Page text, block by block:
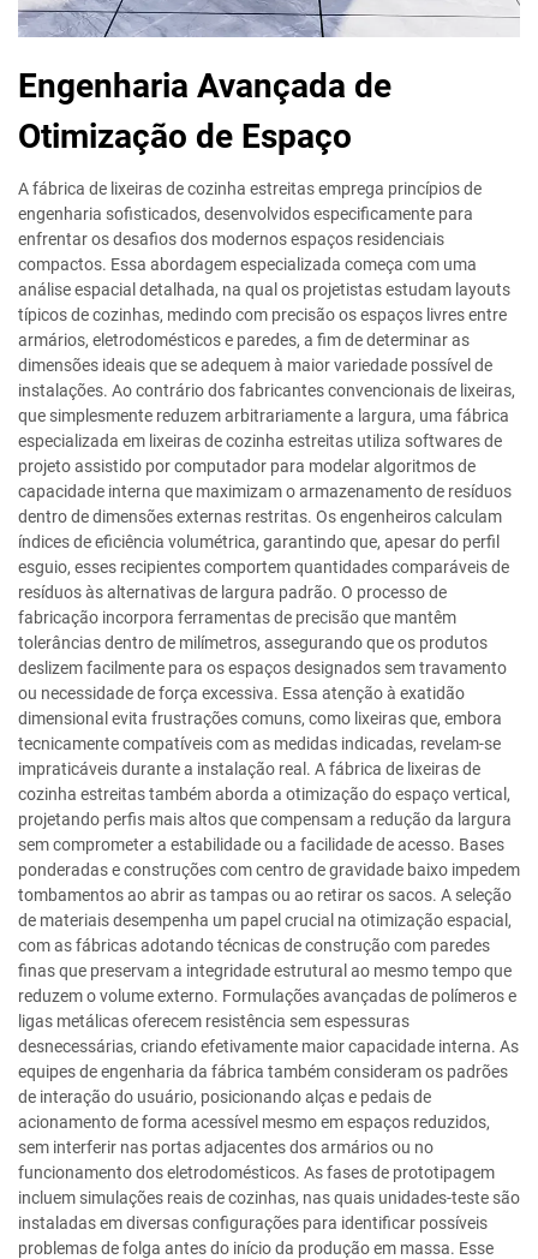
Engenharia Avançada de
Otimização de Espaço
A fábrica de lixeiras de cozinha estreitas emprega princípios de
engenharia sofisticados, desenvolvidos especificamente para
enfrentar os desafios dos modernos espaços residenciais
compactos. Essa abordagem especializada começa com uma
análise espacial detalhada, na qual os projetistas estudam layouts
típicos de cozinhas, medindo com precisão os espaços livres entre
armários, eletrodomésticos e paredes, a fim de determinar as
dimensões ideais que se adequem à maior variedade possível de
instalações. Ao contrário dos fabricantes convencionais de lixeiras,
que simplesmente reduzem arbitrariamente a largura, uma fábrica
especializada em lixeiras de cozinha estreitas utiliza softwares de
projeto assistido por computador para modelar algoritmos de
capacidade interna que maximizam o armazenamento de resíduos
dentro de dimensões externas restritas. Os engenheiros calculam
índices de eficiência volumétrica, garantindo que, apesar do perfil
esguio, esses recipientes comportem quantidades comparáveis de
resíduos às alternativas de largura padrão. O processo de
fabricação incorpora ferramentas de precisão que mantêm
tolerâncias dentro de milímetros, assegurando que os produtos
deslizem facilmente para os espaços designados sem travamento
ou necessidade de força excessiva. Essa atenção à exatidão
dimensional evita frustrações comuns, como lixeiras que, embora
tecnicamente compatíveis com as medidas indicadas, revelam-se
impraticáveis durante a instalação real. A fábrica de lixeiras de
cozinha estreitas também aborda a otimização do espaço vertical,
projetando perfis mais altos que compensam a redução da largura
sem comprometer a estabilidade ou a facilidade de acesso. Bases
ponderadas e construções com centro de gravidade baixo impedem
tombamentos ao abrir as tampas ou ao retirar os sacos. A seleção
de materiais desempenha um papel crucial na otimização espacial,
com as fábricas adotando técnicas de construção com paredes
finas que preservam a integridade estrutural ao mesmo tempo que
reduzem o volume externo. Formulações avançadas de polímeros e
ligas metálicas oferecem resistência sem espessuras
desnecessárias, criando efetivamente maior capacidade interna. As
equipes de engenharia da fábrica também consideram os padrões
de interação do usuário, posicionando alças e pedais de
acionamento de forma acessível mesmo em espaços reduzidos,
sem interferir nas portas adjacentes dos armários ou no
funcionamento dos eletrodomésticos. As fases de prototipagem
incluem simulações reais de cozinhas, nas quais unidades-teste são
instaladas em diversas configurações para identificar possíveis
problemas de folga antes do início da produção em massa. Esse